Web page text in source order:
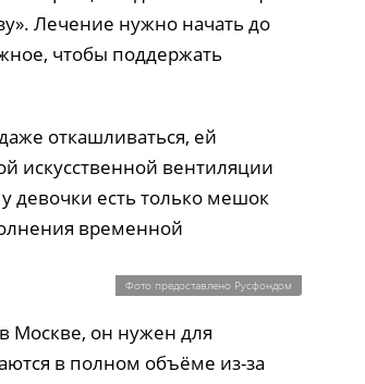
Лечение нужно начать до
чтобы поддержать
откашливаться, ей
искусственной вентиляции
девочки есть только мешок
временной
Фото предоставлено Русфондом
он нужен для
в полном объёме из-за